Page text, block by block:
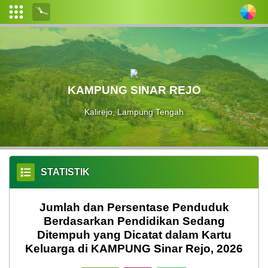
Admin
Layanan
Mandiri
Profil
Desa
Pemerintahan
Desa
Desa
Peta
KAMPUNG SINAR REJO
Kalirejo, Lampung Tengah
STATISTIK
Jumlah dan Persentase Penduduk
Berdasarkan Pendidikan Sedang
Ditempuh yang Dicatat dalam Kartu
Keluarga di KAMPUNG Sinar Rejo, 2026